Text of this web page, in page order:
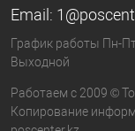
Email:
График работы Пн-
Выходной
Работаем с 2009 ©
Копирование